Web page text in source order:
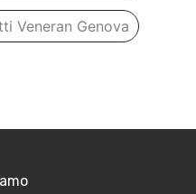
Veneran Genova